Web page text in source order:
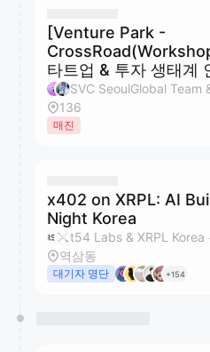
[Venture Park -
타트업 & 투자 생태계
SVC SeoulGlobal Team
136
매진
x402 on XRPL: AI
Night Korea
t54 Labs & XRPL Korea
역삼동
대기자 명단 +154